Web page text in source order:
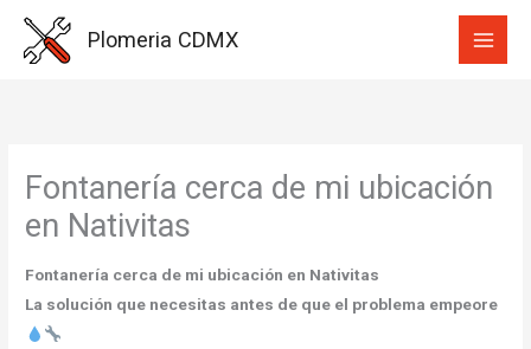
Plomeria CDMX
Fontanería cerca de mi ubicación
en Nativitas
Fontanería cerca de mi ubicación en Nativitas
La solución que necesitas antes de que el problema empeore